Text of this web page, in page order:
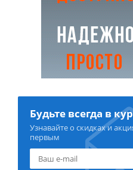
Будьте всегда в
Узнавайте о скидках и
первым